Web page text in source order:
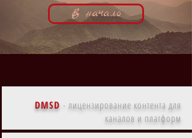
В начало
DMSD - лицензирование контента для
каналов и платформ